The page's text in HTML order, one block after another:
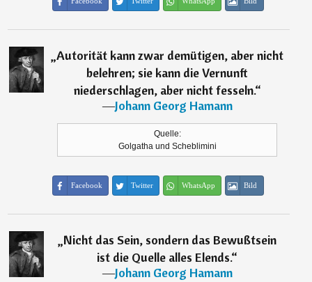
„Autorität kann zwar demütigen, aber nicht
belehren; sie kann die Vernunft
niederschlagen, aber nicht fesseln.“
―Johann Georg Hamann
Quelle:
Golgatha und Scheblimini
Facebook Twitter WhatsApp Bild
„Nicht das Sein, sondern das Bewußtsein
ist die Quelle alles Elends.“
―Johann Georg Hamann